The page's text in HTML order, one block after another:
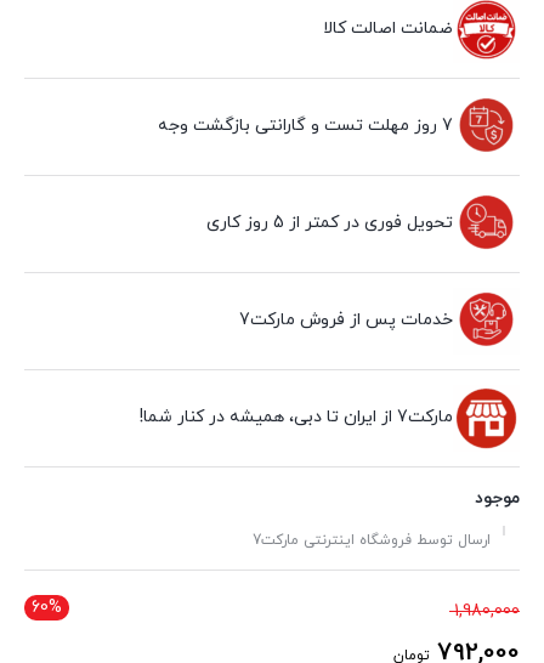
ضمانت اصالت کالا
7 روز مهلت تست و گارانتی بازگشت وجه
تحویل فوری در کمتر از 5 روز کاری
خدمات پس از فروش مارکت7
مارکت7 از ایران تا دبی، همیشه در کنار شما!
موجود
ارسال توسط فروشگاه اینترنتی مارکت7
60% 1,980,000قیمت
اصلی792,000 تومان